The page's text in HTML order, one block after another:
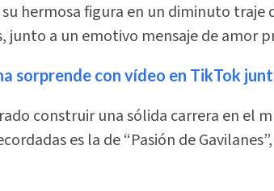
hermosa figura en un diminuto traje
junto a un emotivo mensaje de amor
sorprende con vídeo en TikTok
construir una sólida carrera en el
es la de “Pasión de